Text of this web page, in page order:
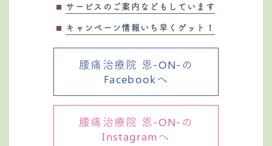
サービスのご案内などもしています
キャンペーン情報いち早くゲット！
腰痛治療院 恩-ON-の
Facebookへ
腰痛治療院 恩-ON-の
Instagramへ